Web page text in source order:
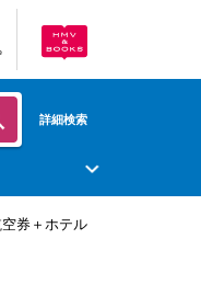
詳細検索
券＋ホテル